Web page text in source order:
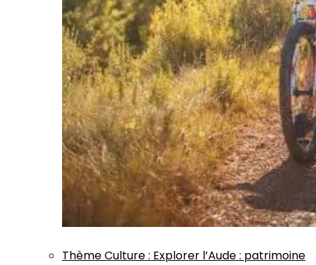
ThèmeCulture: Explorer l’Aude : patrimoine